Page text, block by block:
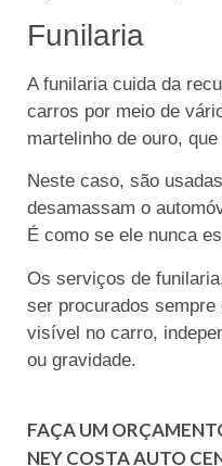
Funilaria
A funilaria cuida da
carros por meio de
martelinho de ouro,
Neste caso, são
desamassam o
É como se ele nunca
Os serviços de
ser procurados sempre
visível no carro,
ou gravidade.
FAÇA UM
NEY COSTA AUTO